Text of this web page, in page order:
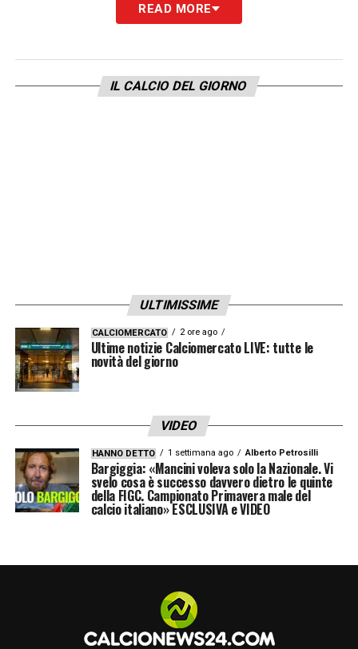
: Svilar 6; Mancini 6. Ndicka 6,
Baldanzi sv), Cristante 5.5, Koné 6.5, El
Shaarawy sv (20′ Zalewski 6); Soulé 5 (71′
READ MORE
IL CALCIO DEL GIORNO
ULTIMISSIME
CALCIOMERCATO 2 ore ago
Ultime notizie Calciomercato LIVE: tutte le
novità del giorno
VIDEO
HANNO DETTO 1 settimana ago Alberto Petrosilli
Bargiggia: «Mancini voleva solo la Nazionale. Vi
svelo cosa è successo davvero dietro le quinte
della FIGC. Campionato Primavera male del
calcio italiano» ESCLUSIVA e VIDEO